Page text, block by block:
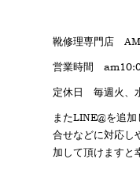
靴修理専門店
営業時間
定休日 毎週火、
またLINE@を追
合せなどに対応し
加して頂けますと